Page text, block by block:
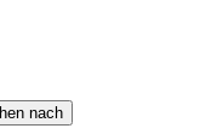
nach